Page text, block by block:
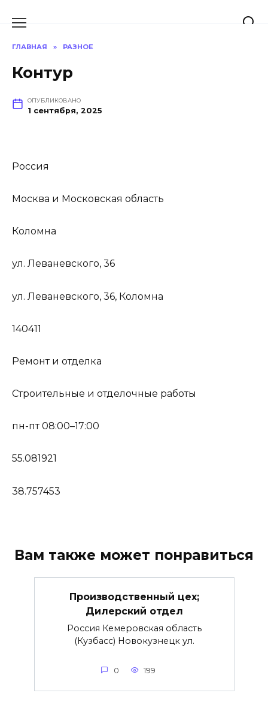
ГЛАВНАЯ » РАЗНОЕ
Контур
ОПУБЛИКОВАНО
1 сентября, 2025
Россия
Москва и Московская область
Коломна
ул. Леваневского, 36
ул. Леваневского, 36, Коломна
140411
Ремонт и отделка
Строительные и отделочные работы
пн-пт 08:00–17:00
55.081921
38.757453
Вам также может понравиться
Производственный цех;
Дилерский отдел
Россия Кемеровская область
(Кузбасс) Новокузнецк ул.
0 199